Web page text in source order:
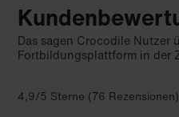
Das sagen Crocodile Nutzer
Fortbildungsplattform in der
4,9/5 Sterne (76 Rezensionen)